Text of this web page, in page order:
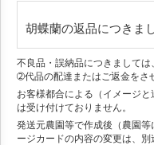
胡蝶蘭の返品につきま
不良品・誤納品につきまして
➁代品の配達またはご返金をさ
お客様都合による（イメージ
は受け付けておりません。
発送元農園等で作成後（農園
ージカードの内容の変更は、別